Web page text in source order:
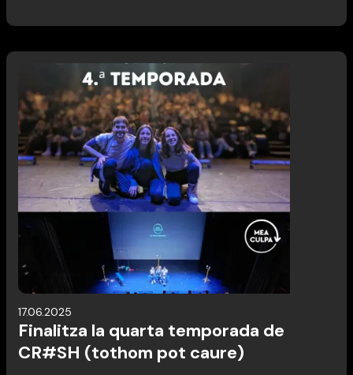
17.06.2025
Finalitza la quarta temporada de
CR#SH (tothom pot caure)